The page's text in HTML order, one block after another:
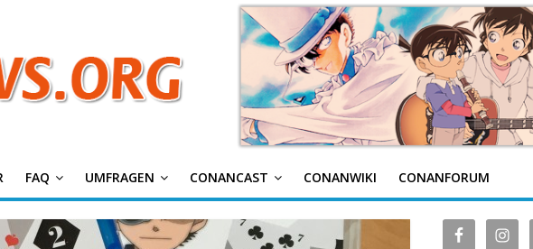
FAQ UMFRAGEN CONANCAST CONANWIKI CONANFORUM